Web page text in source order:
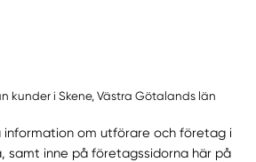
kunder i Skene, Västra Götalands län
information om utförare och företag i
samt inne på företagssidorna här på